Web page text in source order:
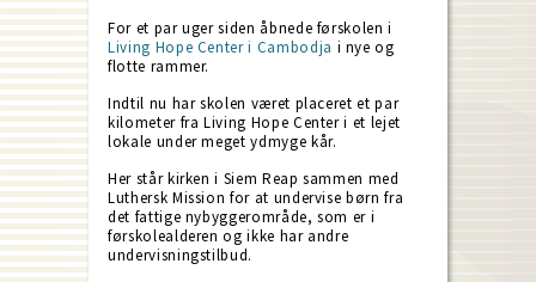
For et par uger siden åbnede førskolen i
Living Hope Center i Cambodja i nye og
flotte rammer.
Indtil nu har skolen været placeret et par
kilometer fra Living Hope Center i et lejet
lokale under meget ydmyge kår.
Her står kirken i Siem Reap sammen med
Luthersk Mission for at undervise børn fra
det fattige nybyggerområde, som er i
førskolealderen og ikke har andre
undervisningstilbud.